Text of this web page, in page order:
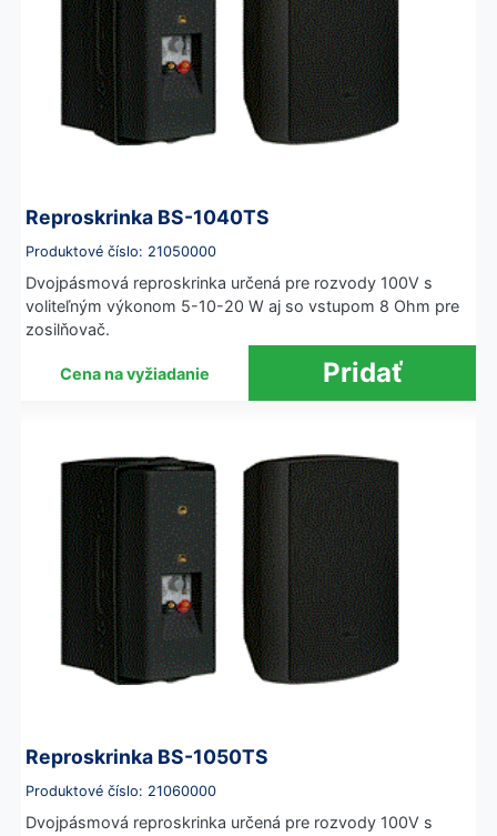
Reproskrinka BS-1040TS
Produktové číslo: 21050000
Dvojpásmová reproskrinka určená pre rozvody 100V s
voliteľným výkonom 5-10-20 W aj so vstupom 8 Ohm pre
zosilňovač.
Cena na vyžiadanie
Reproskrinka BS-1050TS
Produktové číslo: 21060000
Dvojpásmová reproskrinka určená pre rozvody 100V s